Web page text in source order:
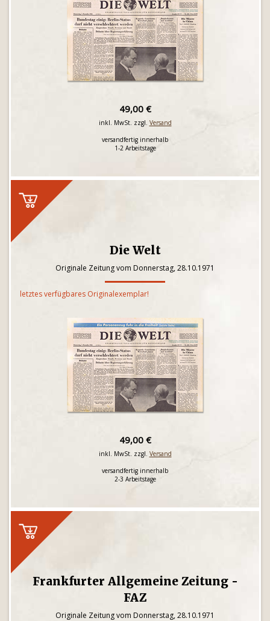
49,00 €
inkl. MwSt. zzgl. Versand
versandfertig innerhalb
1-2 Arbeitstage
Die Welt
Originale Zeitung vom Donnerstag, 28.10.1971
letztes verfügbares Originalexemplar!
49,00 €
inkl. MwSt. zzgl. Versand
versandfertig innerhalb
2-3 Arbeitstage
Frankfurter Allgemeine Zeitung -
FAZ
Originale Zeitung vom Donnerstag, 28.10.1971